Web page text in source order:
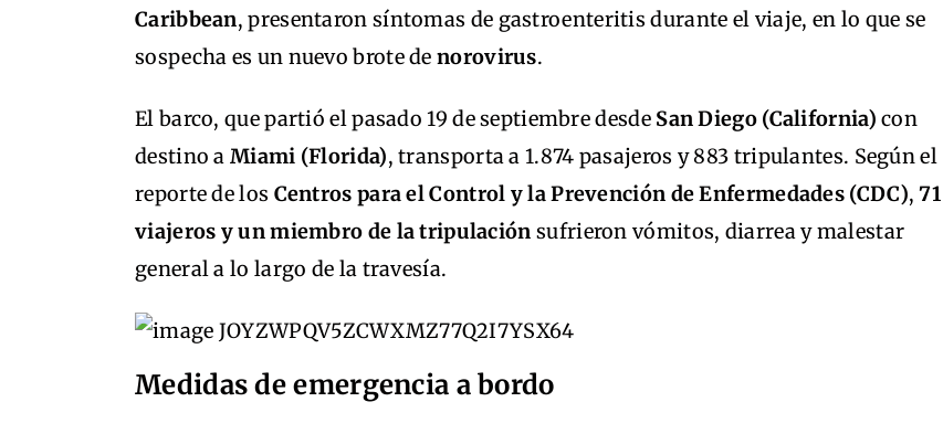
Caribbean, presentaron síntomas de gastroenteritis durante el viaje, en lo que se
sospecha es un nuevo brote denorovirus.
El barco, que partió el pasado 19 de septiembre desde San Diego (California) con
destino aMiami (Florida), transporta a 1.874 pasajeros y 883 tripulantes. Según el
reporte de los Centros para el Control y la Prevención de Enfermedades (CDC),71
viajeros y un miembro de la tripulación sufrieron vómitos, diarrea y malestar
general a lo largo de la travesía.
Medidas de emergencia a bordo